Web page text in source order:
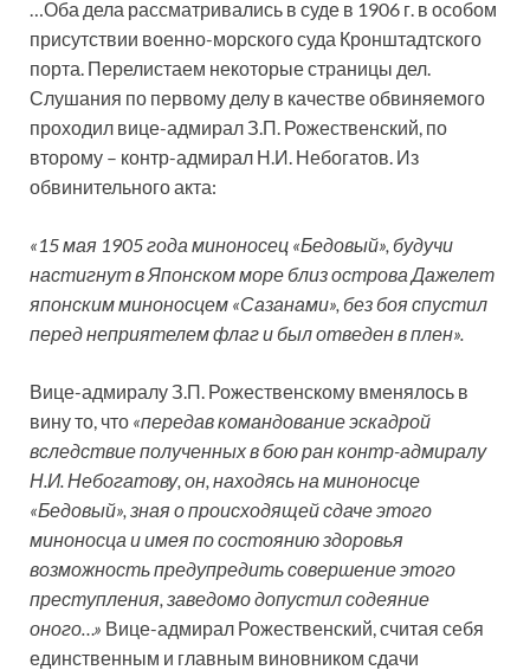
…Оба дела рассматривались в суде в 1906 г. в особом
присутствии военно-морского суда Кронштадтского
порта. Перелистаем некоторые страницы дел.
Слушания по первому делу в качестве обвиняемого
проходил вице-адмирал З.П. Рожественский, по
второму – контр-адмирал Н.И. Небогатов. Из
обвинительного акта:
«15 мая 1905 года миноносец «Бедовый», будучи
настигнут в Японском море близ острова Дажелет
японским миноносцем «Сазанами», без боя спустил
перед неприятелем флаг и был отведен в плен».
Вице-адмиралу З.П. Рожественскому вменялось в
вину то, что «передав командование эскадрой
вследствие полученных в бою ран контр-адмиралу
Н.И. Небогатову, он, находясь на миноносце
«Бедовый», зная о происходящей сдаче этого
миноносца и имея по состоянию здоровья
возможность предупредить совершение этого
преступления, заведомо допустил содеяние
оного…» Вице-адмирал Рожественский, считая себя
единственным и главным виновником сдачи